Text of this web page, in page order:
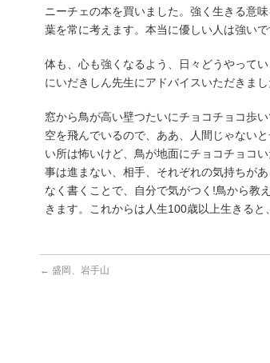
ニーチェの本を買いました。強く生きる意
葉を常に考えます。本当に優しい人は強い
体も、心も強くなるよう、日々どうやって
にいだきしん先生にアドバイスいただきま
窓から鳥が高い壁つたいにチョコチョコ歩
空を飛んでいるので、ああ、人間じゃない
い所は怖いけど、鳥が地面にチョコチョコ
事は進まない、相手、それぞれの気持ちが
なく書くことで、自分で気がつく!鳥から教
きます。これからは人生100歳以上生きる
← 盛岡、岩手山